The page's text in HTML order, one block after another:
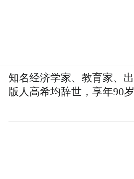
知名经济学家、教育家、出
版人高希均辞世，享年90岁